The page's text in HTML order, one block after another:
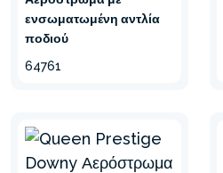
ενσωματωμένη αντλία
ποδιού
64761